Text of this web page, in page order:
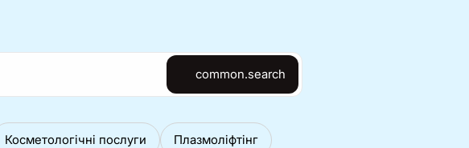
common.search
Косметологічні послуги Плазмоліфтінг